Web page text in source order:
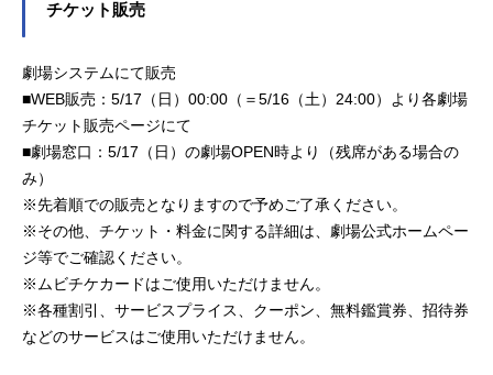
チケット販売
劇場システムにて販売
■WEB販売：5/17（日）00:00（＝5/16（土）24:00）より各劇場
チケット販売ページにて
■劇場窓口：5/17（日）の劇場OPEN時より（残席がある場合の
み）
※先着順での販売となりますので予めご了承ください。
※その他、チケット・料金に関する詳細は、劇場公式ホームペー
ジ等でご確認ください。
※ムビチケカードはご使用いただけません。
※各種割引、サービスプライス、クーポン、無料鑑賞券、招待券
などのサービスはご使用いただけません。